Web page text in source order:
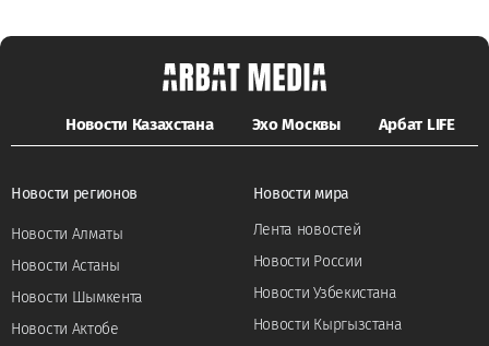
Новости Казахстана Эхо Москвы Арбат LIFE
Новости регионов
Новости Алматы
Новости Астаны
Новости Шымкента
Новости Актобе
Новости мира
Лента новостей
Новости России
Новости Узбекистана
Новости Кыргызстана